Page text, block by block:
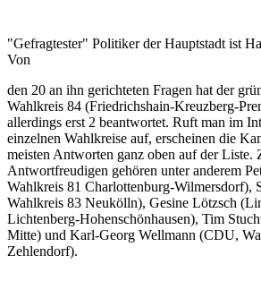
"Gefragtester" Politiker der Hauptstadt ist
Von
den 20 an ihn gerichteten Fragen hat der
Wahlkreis 84 (Friedrichshain-Kreuzberg-
allerdings erst 2 beantwortet. Ruft man im
einzelnen Wahlkreise auf, erscheinen die
meisten Antworten ganz oben auf der Liste.
Antwortfreudigen gehören unter anderem
Wahlkreis 81 Charlottenburg-Wilmersdorf),
Wahlkreis 83 Neukölln), Gesine Lötzsch
Lichtenberg-Hohenschönhausen), Tim
Mitte) und Karl-Georg Wellmann (CDU,
Zehlendorf).